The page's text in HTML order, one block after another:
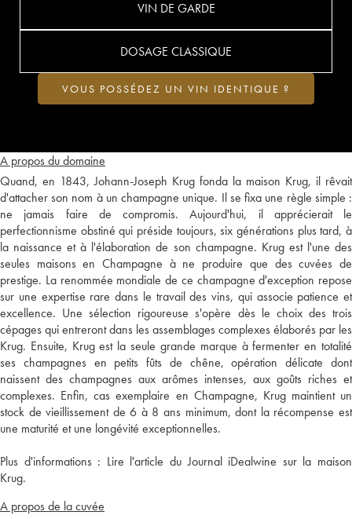
A propos du domaine
Quand, en 1843, Johann-Joseph Krug fonda la maison Krug, il rêvait
d'attacher son nom à un champagne unique. Il se fixa une règle simple :
ne jamais faire de compromis. Aujourd'hui, il apprécierait le
perfectionnisme obstiné qui préside toujours, six générations plus tard, à
la naissance et à l'élaboration de son champagne. Krug est l'une des
seules maisons en Champagne à ne produire que des cuvées de
prestige. La renommée mondiale de ce champagne d'exception repose
sur une expertise rare dans le travail des vins, qui associe patience et
excellence. Une sélection rigoureuse s'opère dès le choix des trois
cépages qui entreront dans les assemblages complexes élaborés par les
Krug. Ensuite, Krug est la seule grande marque à fermenter en totalité
ses champagnes en petits fûts de chêne, opération délicate dont
naissent des champagnes aux arômes intenses, aux goûts riches et
complexes. Enfin, cas exemplaire en Champagne, Krug maintient un
stock de vieillissement de 6 à 8 ans minimum, dont la récompense est
une maturité et une longévité exceptionnelles.
Plus d'informations : Lire l'article du Journal iDealwine sur la maison
Krug.
A propos de la cuvée
VIN DE GARDE
DOSAGE CLASSIQUE
VOUS POSSÉDEZ UN VIN IDENTIQUE ?